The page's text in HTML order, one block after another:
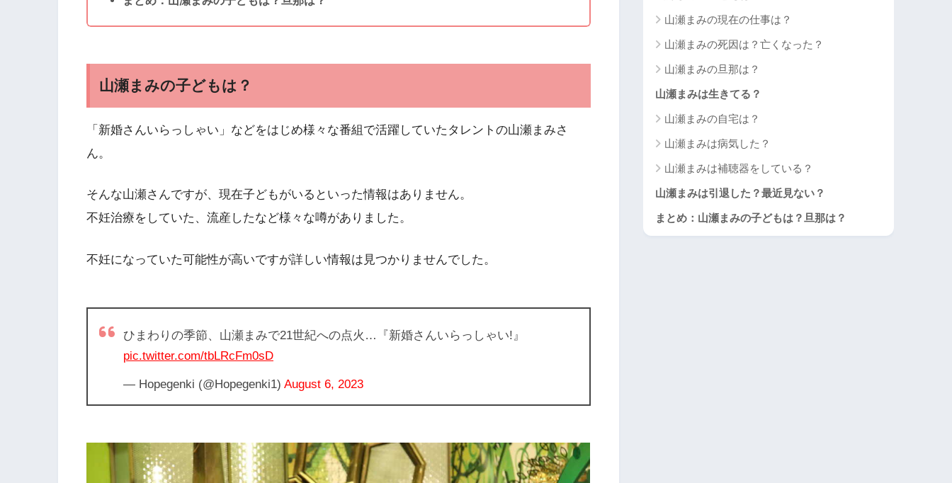
山瀬まみの子どもは？
「新婚さんいらっしゃい」などをはじめ様々な番組で活躍していたタレントの山瀬まみさ
ん。
そんな山瀬さんですが、現在子どもがいるといった情報はありません。
不妊治療をしていた、流産したなど様々な噂がありました。
不妊になっていた可能性が高いですが詳しい情報は見つかりませんでした。
ひまわりの季節、山瀬まみで21世紀への点火…『新婚さんいらっしゃい!』
pic.twitter.com/tbLRcFm0sD
— Hopegenki (@Hopegenki1) August 6, 2023
山瀬まみの現在の仕事は？
山瀬まみの死因は？亡くなった？
山瀬まみの旦那は？
山瀬まみは生きてる？
山瀬まみの自宅は？
山瀬まみは病気した？
山瀬まみは補聴器をしている？
山瀬まみは引退した？最近見ない？
まとめ：山瀬まみの子どもは？旦那は？